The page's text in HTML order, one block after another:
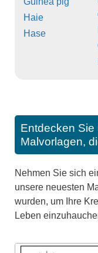
Haie
Hase
Entdecken
Malvorlagen,
Nehmen Sie sich
unsere neuesten
wurden, um Ihre
Leben